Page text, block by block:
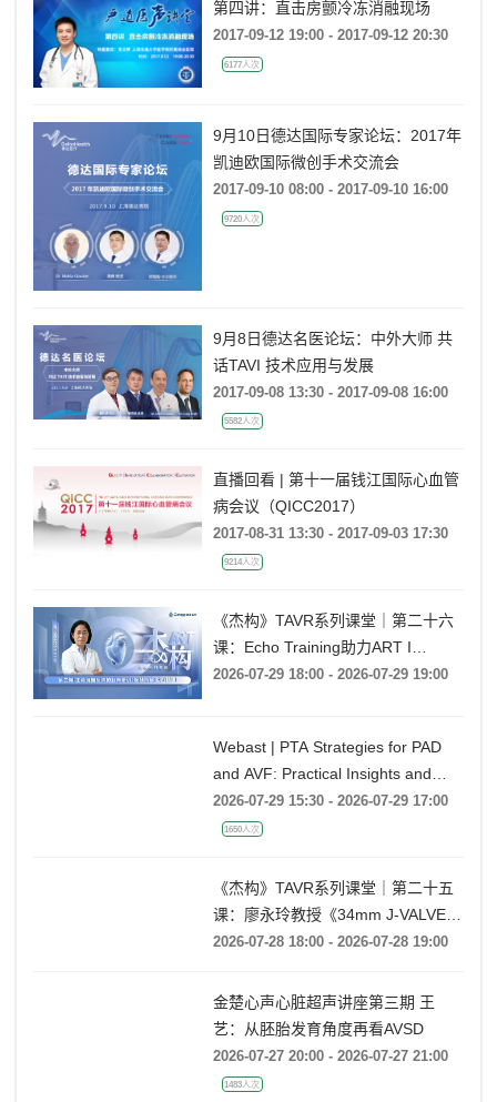
第四讲：直击房颤冷冻消融现场
2017-09-12 19:00 - 2017-09-12 20:30
6177人次
9月10日德达国际专家论坛：2017年
凯迪欧国际微创手术交流会
2017-09-10 08:00 - 2017-09-10 16:00
9720人次
9月8日德达名医论坛：中外大师 共
话TAVI 技术应用与发展
2017-09-08 13:30 - 2017-09-08 16:00
5582人次
直播回看 | 第十一届钱江国际心血管
病会议（QICC2017）
2017-08-31 13:30 - 2017-09-03 17:30
9214人次
《杰构》TAVR系列课堂｜第二十六
课：Echo Training助力ART I
Rebecca T. Hahn教授《第二期-主动
2026-07-29 18:00 - 2026-07-29 19:00
Webast | PTA Strategies for PAD
and AVF: Practical Insights and
Techniques
2026-07-29 15:30 - 2026-07-29 17:00
1650人次
《杰构》TAVR系列课堂｜第二十五
课：廖永玲教授《34mm J-VALVE
TF 治疗超大瓣环AR的实战经验》
2026-07-28 18:00 - 2026-07-28 19:00